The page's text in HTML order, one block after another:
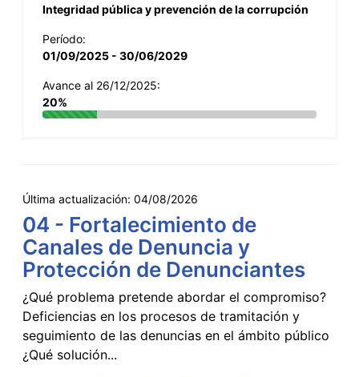
Integridad pública y prevención de la corrupción
Período:
01/09/2025 - 30/06/2029
Avance al 26/12/2025:
20%
Última actualización: 04/08/2026
04 - Fortalecimiento de
Canales de Denuncia y
Protección de Denunciantes
¿Qué problema pretende abordar el compromiso?
Deficiencias en los procesos de tramitación y
seguimiento de las denuncias en el ámbito público
¿Qué solución...